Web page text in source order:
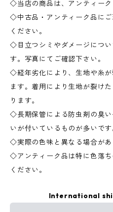
◇当店の商品は、アンティーク
◇中古品・アンティーク品に
ください。
◇目立つシミやダメージにつ
す。写真にてご確認下さい。
◇経年劣化により、生地や糸
ます。着用により生地が裂け
ります。
◇長期保管による防虫剤の臭
いが付いているものが多いです
◇実際の色味と異なる場合があ
◇アンティーク品は特に色落
ください。
International